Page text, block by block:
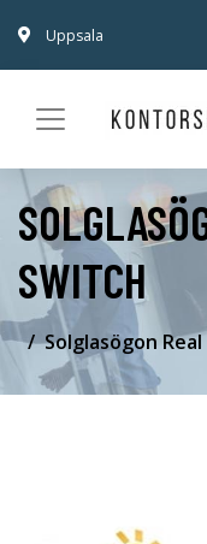
Uppsala
SWITCH
Solglasögon